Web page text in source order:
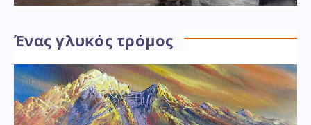
Ένας γλυκός τρόμος